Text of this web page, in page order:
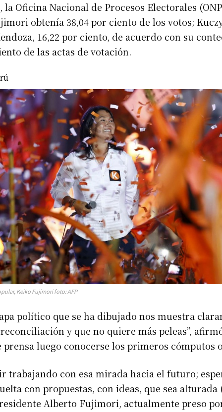
la Oficina Nacional de Procesos Electorales
obtenía 38,04 por ciento de los votos;
16,22 por ciento, de acuerdo con su
de las actas de votación.
Keiko Fujimori foto: AFP
político que se ha dibujado nos muestra
y que no quiere más peleas”,
luego conocerse los primeros cómputos
trabajando con esa mirada hacia el futuro;
con propuestas, con ideas, que sea alturada
Alberto Fujimori, actualmente preso